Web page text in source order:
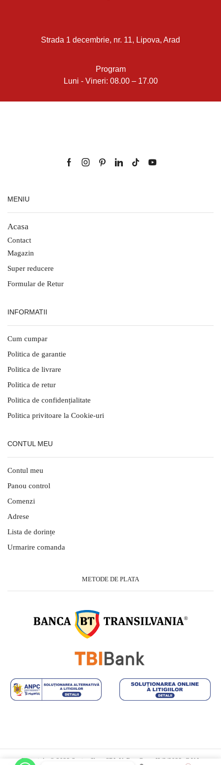
Strada 1 decembrie, nr. 11, Lipova, Arad
Program
Luni - Vineri: 08.00 – 17.00
MENIU
Acasa
Contact
Magazin
Super reducere
Formular de Retur
INFORMATII
Cum cumpar
Politica de garantie
Politica de livrare
Politica de retur
Politica de confidențialitate
Politica privitoare la Cookie-uri
CONTUL MEU
Contul meu
Panou control
Comenzi
Adrese
Lista de dorințe
Urmarire comanda
METODE DE PLATA
Copyright © 2023 Savior Shop SRL.Nr.Reg.Com: J2/3/2023, C.U.I.